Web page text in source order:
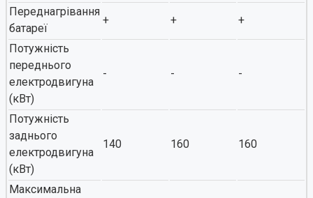
Переднагрівання
батареї
+ + +
Потужність
переднього
електродвигуна
(кВт)
- - -
Потужність
заднього
електродвигуна
(кВт)
140 160 160
Максимальна